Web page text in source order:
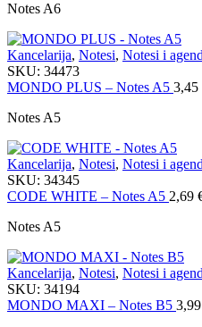
Notes A6
Kancelarija, Notesi, Notesi i
SKU: 34473
MONDO PLUS – Notes A5 3,45
Notes A5
Kancelarija, Notesi, Notesi i
SKU: 34345
CODE WHITE – Notes A5 2,69
Notes A5
Kancelarija, Notesi, Notesi i
SKU: 34194
MONDO MAXI – Notes B5 3,99